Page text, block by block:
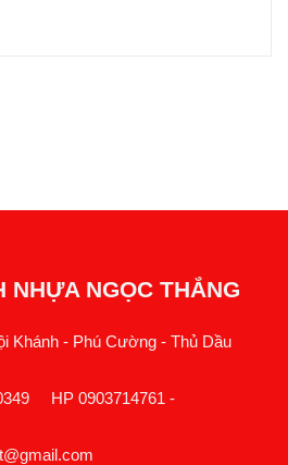
NHỰA NGỌC THẮNG
Khánh - Phú Cường - Thủ Dầu
HP 0903714761 -